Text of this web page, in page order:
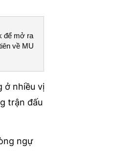
để mở ra
về MU
ở nhiều vị
trận đấu
ngự